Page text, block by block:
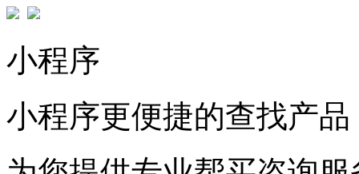
小程序
小程序更便捷的查找产品